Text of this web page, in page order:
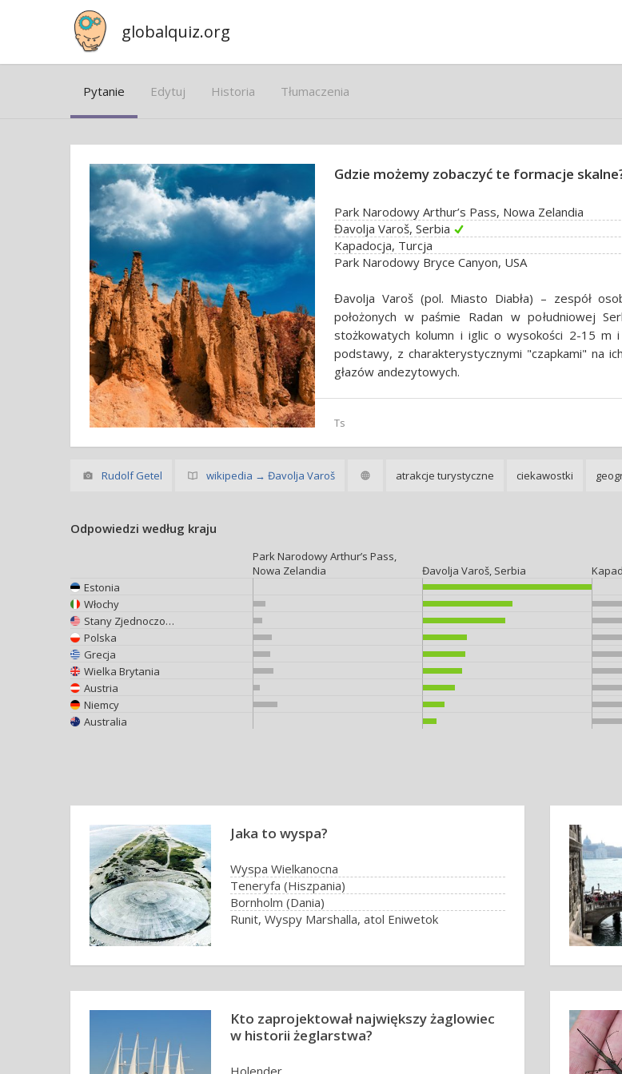
globalquiz.org
Pytanie Edytuj Historia Tłumaczenia
Gdzie możemy zobaczyć te formacje
Park Narodowy Arthur’s Pass, Nowa Zelandia
Đavolja Varoš, Serbia
Kapadocja, Turcja
Park Narodowy Bryce Canyon, USA
Đavolja Varoš (pol. Miasto Diabła) – zespół
położonych w paśmie Radan w południowej
stożkowatych kolumn i iglic o wysokości 2-15 m
podstawy, z charakterystycznymi "czapkami" na
głazów andezytowych.
Ts
Rudolf Getel wikipedia → Đavolja Varoš atrakcje turystyczne ciekawostki
Odpowiedzi według kraju
Park Narodowy Arthur’s Pass,
Nowa Zelandia
Đavolja Varoš, Serbia
Estonia
Włochy
Stany Zjednoczone
Polska
Grecja
Wielka Brytania
Austria
Niemcy
Australia
Jaka to wyspa?
Wyspa Wielkanocna
Teneryfa (Hiszpania)
Bornholm (Dania)
Runit, Wyspy Marshalla, atol Eniwetok
Kto zaprojektował największy żaglowiec
w historii żeglarstwa?
Holender